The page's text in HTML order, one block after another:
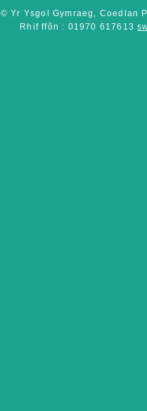
© Yr Ysgol Gymraeg, Coedlan
Rhif ffôn : 01970 617613